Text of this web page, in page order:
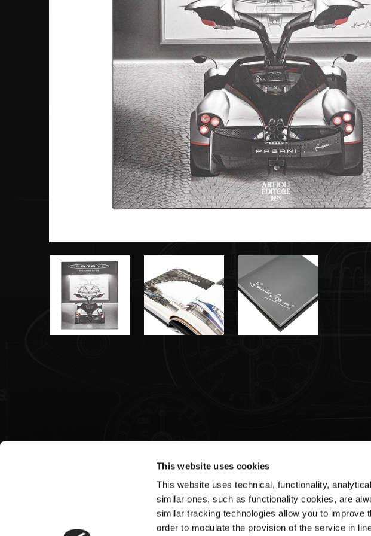
This website uses cookies
This website uses technical, functionality,
similar ones, such as functionality cookies, are
similar tracking technologies allow you to improve
order to modulate the provision of the service in
41018 San Cesario sul Panaro (MO)